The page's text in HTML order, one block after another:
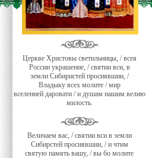
Церкве Христовы светильницы, / всея
России украшение, / святии вси, в
земли Сибиристей просиявшии, /
Владыку всех молите / мир
вселенней даровати / и душам нашим велию
милость.
Величаем вас, / святии вси в земли
Сибирстей просиявшии, / и чтим
святую память вашу, / вы бо молите